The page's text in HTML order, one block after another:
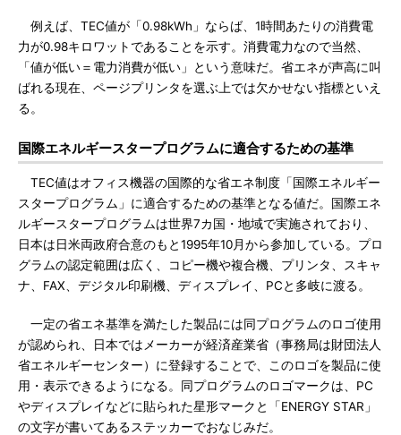
例えば、TEC値が「0.98kWh」ならば、1時間あたりの消費電
力が0.98キロワットであることを示す。消費電力なので当然、
「値が低い＝電力消費が低い」という意味だ。省エネが声高に叫
ばれる現在、ページプリンタを選ぶ上では欠かせない指標といえ
る。
国際エネルギースタープログラムに適合するための基準
TEC値はオフィス機器の国際的な省エネ制度「国際エネルギー
スタープログラム」に適合するための基準となる値だ。国際エネ
ルギースタープログラムは世界7カ国・地域で実施されており、
日本は日米両政府合意のもと1995年10月から参加している。プロ
グラムの認定範囲は広く、コピー機や複合機、プリンタ、スキャ
ナ、FAX、デジタル印刷機、ディスプレイ、PCと多岐に渡る。
一定の省エネ基準を満たした製品には同プログラムのロゴ使用
が認められ、日本ではメーカーが経済産業省（事務局は財団法人
省エネルギーセンター）に登録することで、このロゴを製品に使
用・表示できるようになる。同プログラムのロゴマークは、PC
やディスプレイなどに貼られた星形マークと「ENERGY STAR」
の文字が書いてあるステッカーでおなじみだ。